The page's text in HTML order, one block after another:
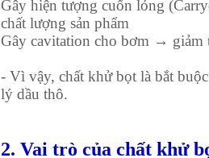
Gây hiện tượng cuốn lỏng
chất lượng sản phẩm
Gây cavitation cho bơm → giảm
- Vì vậy, chất khử bọt là bắt
lý dầu thô.
2. Vai trò của chất khử